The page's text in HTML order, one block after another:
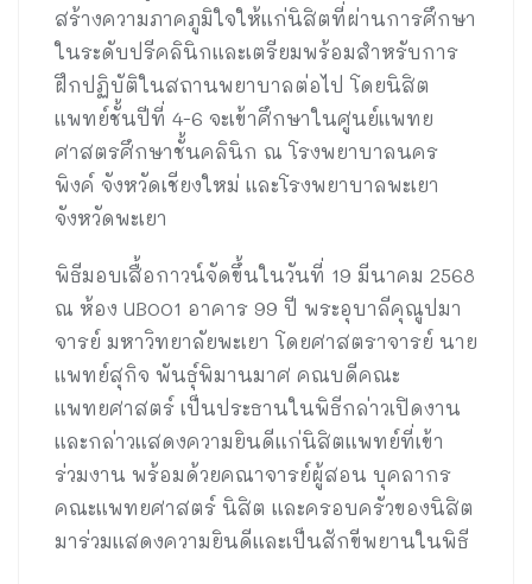
สร้างความภาคภูมิใจให้แก่นิสิตที่ผ่านการศึกษา
ในระดับปรีคลินิกและเตรียมพร้อมสำหรับการ
ฝึกปฏิบัติในสถานพยาบาลต่อไป โดยนิสิต
แพทย์ชั้นปีที่ 4-6 จะเข้าศึกษาในศูนย์แพทย
ศาสตรศึกษาชั้นคลินิก ณ โรงพยาบาลนคร
พิงค์ จังหวัดเชียงใหม่ และโรงพยาบาลพะเยา
จังหวัดพะเยา
พิธีมอบเสื้อกาวน์จัดขึ้นในวันที่ 19 มีนาคม 2568
ณ ห้อง UB001 อาคาร 99 ปี พระอุบาลีคุณูปมา
จารย์ มหาวิทยาลัยพะเยา โดยศาสตราจารย์ นาย
แพทย์สุกิจ พันธุ์พิมานมาศ คณบดีคณะ
แพทยศาสตร์ เป็นประธานในพิธีกล่าวเปิดงาน
และกล่าวแสดงความยินดีแก่นิสิตแพทย์ที่เข้า
ร่วมงาน พร้อมด้วยคณาจารย์ผู้สอน บุคลากร
คณะแพทยศาสตร์ นิสิต และครอบครัวของนิสิต
มาร่วมแสดงความยินดีและเป็นสักขีพยานในพิธี